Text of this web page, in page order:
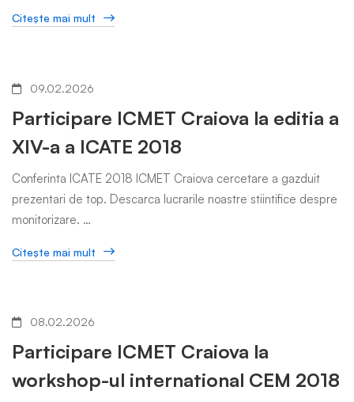
Citeşte mai mult
09.02.2026
Participare ICMET Craiova la editia a
XIV-a a ICATE 2018
Conferinta ICATE 2018 ICMET Craiova cercetare a gazduit
prezentari de top. Descarca lucrarile noastre stiintifice despre
monitorizare. …
Citeşte mai mult
08.02.2026
Participare ICMET Craiova la
workshop-ul international CEM 2018